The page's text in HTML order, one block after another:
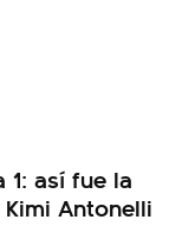
1: así fue la
Antonelli